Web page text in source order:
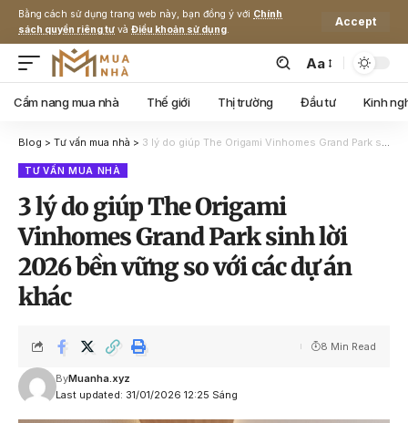
Bằng cách sử dụng trang web này, bạn đồng ý với Chính
sách quyền riêng tư và Điều khoản sử dụng.
Accept
Aa
Cẩm nang mua nhà Thế giới Thị trường Đầu tư Kinh
Blog > Tư vấn mua nhà > 3 lý do giúp The Origami Vinhomes Grand Park sinh lời 2026 bền vững so với các dự án khác
TƯ VẤN MUA NHÀ
3 lý do giúp The Origami
Vinhomes Grand Park sinh lời
2026 bền vững so với các dự án
khác
Last updated: 31/01/2026 12:25 Sáng
ByMuanha.xyz
8 Min Read